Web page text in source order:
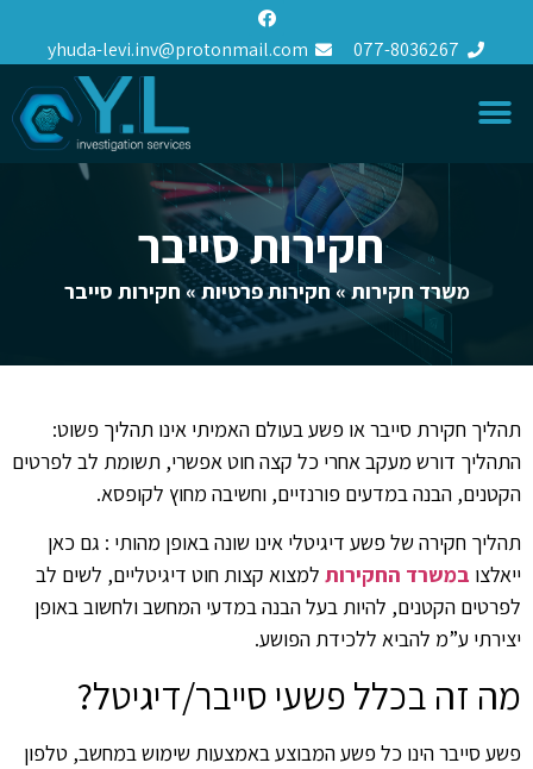
077-8036267
yhuda-levi.inv@protonmail.com
חקירות סייבר
משרד חקירות»חקירות פרטיות»חקירות סייבר
תהליך חקירת סייבר או פשע בעולם האמיתי אינו תהליך פשוט:
התהליך דורש מעקב אחרי כל קצה חוט אפשרי, תשומת לב לפרטים
הקטנים, הבנה במדעים פורנזיים, וחשיבה מחוץ לקופסא.
תהליך חקירה של פשע דיגיטלי אינו שונה באופן מהותי : גם כאן
ייאלצו במשרד החקירות למצוא קצות חוט דיגיטליים, לשים לב
לפרטים הקטנים, להיות בעל הבנה במדעי המחשב ולחשוב באופן
יצירתי ע”מ להביא ללכידת הפושע.
מה זה בכלל פשעי סייבר/דיגיטל?
פשע סייבר הינו כל פשע המבוצע באמצעות שימוש במחשב, טלפון